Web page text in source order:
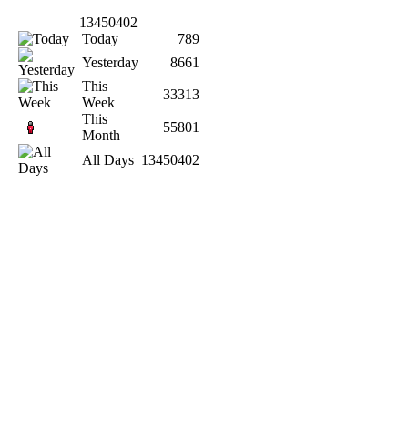
13450402
Today
789
Yesterday
8661
This
Week
33313
This
Month
55801
All Days 13450402